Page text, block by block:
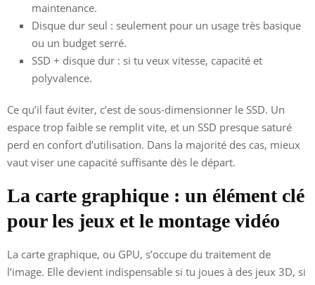
maintenance.
Disque dur seul : seulement pour un usage très basique
ou un budget serré.
SSD + disque dur : si tu veux vitesse, capacité et
polyvalence.
Ce qu’il faut éviter, c’est de sous-dimensionner le SSD. Un
espace trop faible se remplit vite, et un SSD presque saturé
perd en confort d’utilisation. Dans la majorité des cas, mieux
vaut viser une capacité suffisante dès le départ.
La carte graphique : un élément clé
pour les jeux et le montage vidéo
La carte graphique, ou GPU, s’occupe du traitement de
l’image. Elle devient indispensable si tu joues à des jeux 3D, si